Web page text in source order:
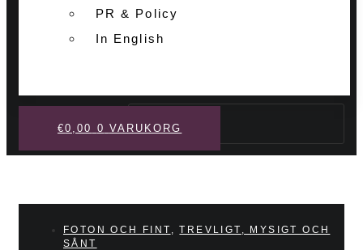
PR & Policy
In English
Sök
€0,00 0 VARUKORG
FOTON OCH FINT ,TREVLIGT, MYSIGT OCH
SÅNT